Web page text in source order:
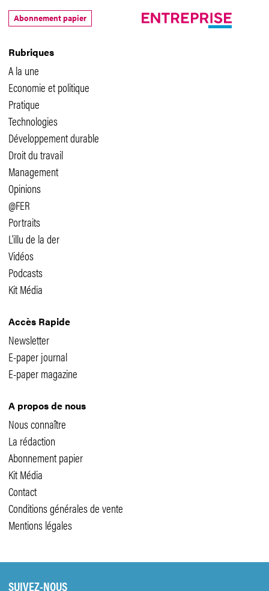
Rubriques
A la une
Economie et politique
Pratique
Technologies
Développement durable
Droit du travail
Management
Opinions
@FER
Portraits
L'illu de la der
Vidéos
Podcasts
Kit Média
Accès Rapide
Newsletter
E-paper journal
E-paper magazine
A propos de nous
Nous connaître
La rédaction
Abonnement papier
Kit Média
Contact
Conditions générales de vente
Mentions légales
Abonnement papier
SUIVEZ-NOUS